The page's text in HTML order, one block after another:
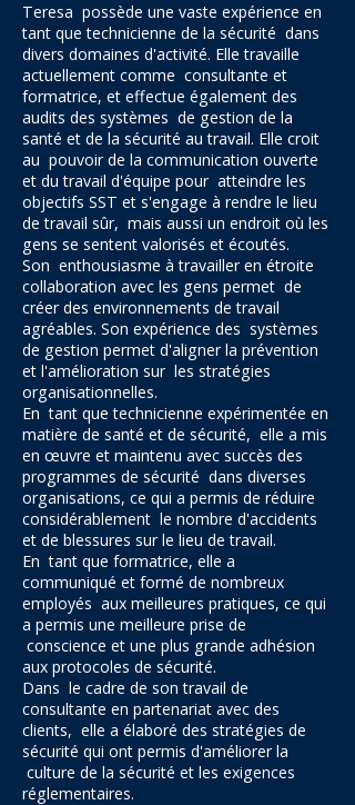
Teresa possède une vaste expérience en
tant que technicienne de la sécurité dans
divers domaines d'activité. Elle travaille
actuellement comme consultante et
formatrice, et effectue également des
audits des systèmes de gestion de la
santé et de la sécurité au travail. Elle croit
au pouvoir de la communication ouverte
et du travail d'équipe pour atteindre les
objectifs SST et s'engage à rendre le lieu
de travail sûr, mais aussi un endroit où les
gens se sentent valorisés et écoutés.
Son enthousiasme à travailler en étroite
collaboration avec les gens permet de
créer des environnements de travail
agréables. Son expérience des systèmes
de gestion permet d'aligner la prévention
et l'amélioration sur les stratégies
organisationnelles.
En tant que technicienne expérimentée en
matière de santé et de sécurité, elle a mis
en œuvre et maintenu avec succès des
programmes de sécurité dans diverses
organisations, ce qui a permis de réduire
considérablement le nombre d'accidents
et de blessures sur le lieu de travail.
En tant que formatrice, elle a
communiqué et formé de nombreux
employés aux meilleures pratiques, ce qui
a permis une meilleure prise de
conscience et une plus grande adhésion
aux protocoles de sécurité.
Dans le cadre de son travail de
consultante en partenariat avec des
clients, elle a élaboré des stratégies de
sécurité qui ont permis d'améliorer la
culture de la sécurité et les exigences
réglementaires.